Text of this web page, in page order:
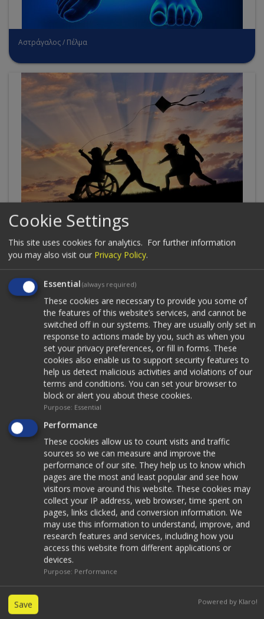
Αστράγαλος / Πέλμα
Βρεφικοί / Παιδικοί νάρθηκες
Τα ορθοπεδικά προϊόντα χρησιμοποιούνται για να
υποστηρίξουν ή να διορθώσουν τη λειτουργία ενός άκρου...
Cookie Settings
This site uses cookies for analytics. For further information
you may also visit our Privacy Policy.
Essential (always required)
These cookies are necessary to provide you some of
the features of this website’s services, and cannot be
switched off in our systems. They are usually only set in
response to actions made by you, such as when you
set your privacy preferences, or fill in forms. These
cookies also enable us to support security features to
help us detect malicious activities and violations of our
terms and conditions. You can set your browser to
block or alert you about these cookies.
Purpose: Essential
Performance
These cookies allow us to count visits and traffic
sources so we can measure and improve the
performance of our site. They help us to know which
pages are the most and least popular and see how
visitors move around this website. These cookies may
collect your IP address, web browser, time spent on
pages, links clicked, and conversion information. We
may use this information to understand, improve, and
research features and services, including how you
access this website from different applications or
devices.
Purpose: Performance
Save Powered by Klaro!